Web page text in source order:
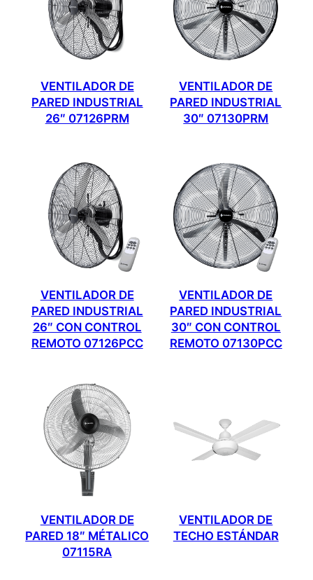
VENTILADOR DE
PARED INDUSTRIAL
26″ 07126PRM
VENTILADOR DE
PARED INDUSTRIAL
30″ 07130PRM
VENTILADOR DE
PARED INDUSTRIAL
26″ CON CONTROL
REMOTO 07126PCC
VENTILADOR DE
PARED INDUSTRIAL
30″ CON CONTROL
REMOTO 07130PCC
VENTILADOR DE
PARED 18″ MÉTALICO
07115RA
VENTILADOR DE
TECHO ESTÁNDAR